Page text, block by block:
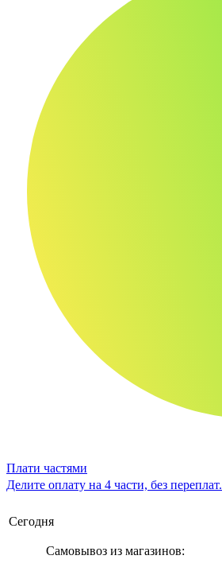
Плати частями
Делите оплату на 4 части, без переплат.
Сегодня
Самовывоз из магазинов: